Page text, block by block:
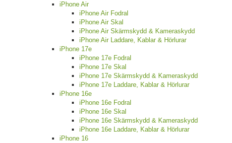
iPhone Air
iPhone Air Fodral
iPhone Air Skal
iPhone Air Skärmskydd & Kameraskydd
iPhone Air Laddare, Kablar & Hörlurar
iPhone 17e
iPhone 17e Fodral
iPhone 17e Skal
iPhone 17e Skärmskydd & Kameraskydd
iPhone 17e Laddare, Kablar & Hörlurar
iPhone 16e
iPhone 16e Fodral
iPhone 16e Skal
iPhone 16e Skärmskydd & Kameraskydd
iPhone 16e Laddare, Kablar & Hörlurar
iPhone 16